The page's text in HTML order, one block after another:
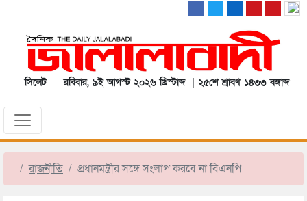
সিলেট রবিবার, ৯ই আগস্ট ২০২৬ খ্রিস্টাব্দ | ২৫শে শ্রাবণ ১৪৩৩ বঙ্গাব্দ
রাজনীতি প্রধানমন্ত্রীর সঙ্গে সংলাপ করবে না বিএনপি